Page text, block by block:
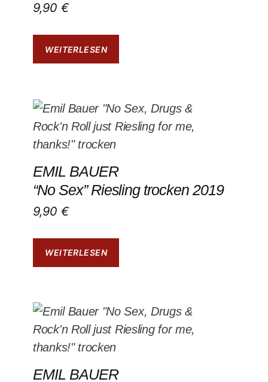
9,90 €
WEITERLESEN
EMIL BAUER
“No Sex” Riesling trocken 2019
9,90 €
WEITERLESEN
EMIL BAUER